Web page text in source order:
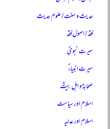
حدیث و سنت / علومِ حدیث
فقہ / اصولِ فقہ
سیرتِ نبویؐ
سیرتِ انبیاءؑ
صحابہؓ و اہلِ بیتؓ
اسلام اور سیاست
اسلام اور عدلیہ